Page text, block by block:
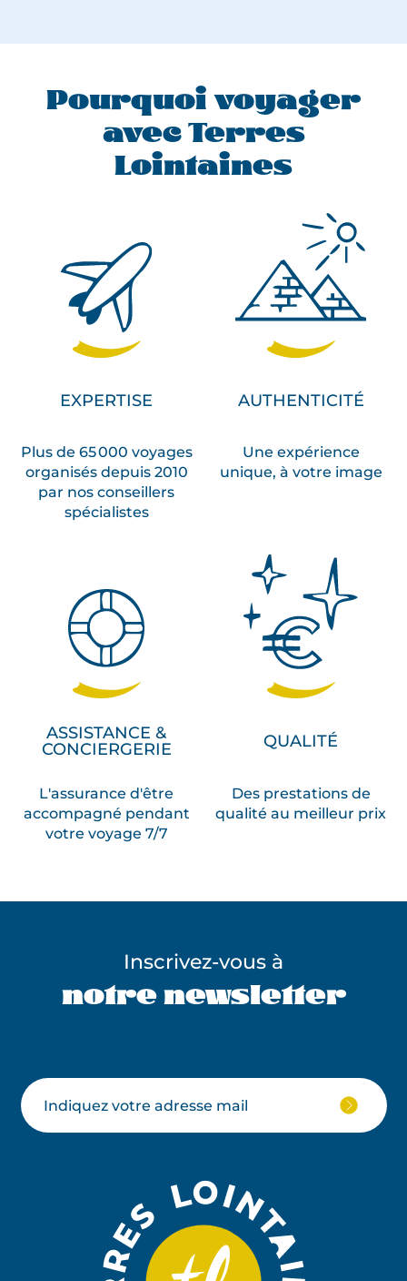
Pourquoi voyager
avec Terres
Lointaines
EXPERTISE
Plus de 65 000 voyages
organisés depuis 2010
par nos conseillers
spécialistes
AUTHENTICITÉ
Une expérience
unique, à votre image
ASSISTANCE &
CONCIERGERIE
L'assurance d'être
accompagné pendant
votre voyage 7/7
QUALITÉ
Des prestations de
qualité au meilleur prix
Inscrivez-vous à
notre newsletter
Votre
email
JE